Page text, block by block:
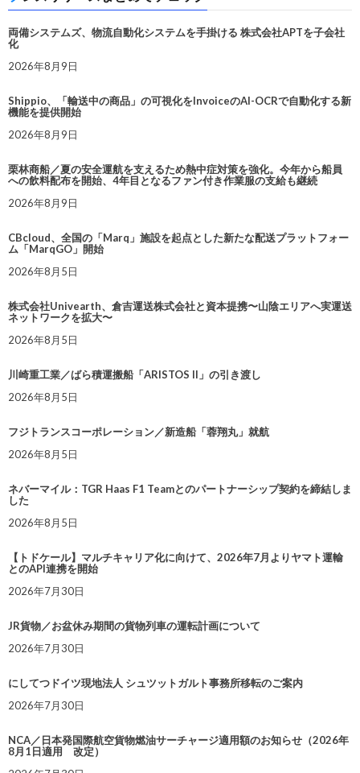
両備システムズ、物流自動化システムを手掛ける 株式会社APTを子会社
化
2026年8月9日
Shippio、「輸送中の商品」の可視化をInvoiceのAI-OCRで自動化する新
機能を提供開始
2026年8月9日
栗林商船／夏の安全運航を支えるため熱中症対策を強化。今年から船員
への飲料配布を開始、4年目となるファン付き作業服の支給も継続
2026年8月9日
CBcloud、全国の「Marq」施設を起点とした新たな配送プラットフォー
ム「MarqGO」開始
2026年8月5日
株式会社Univearth、倉吉運送株式会社と資本提携〜山陰エリアへ実運送
ネットワークを拡大〜
2026年8月5日
川崎重工業／ばら積運搬船「ARISTOS II」の引き渡し
2026年8月5日
フジトランスコーポレーション／新造船「蓉翔丸」就航
2026年8月5日
ネバーマイル：TGR Haas F1 Teamとのパートナーシップ契約を締結しま
した
2026年8月5日
【トドケール】マルチキャリア化に向けて、2026年7月よりヤマト運輸
とのAPI連携を開始
2026年7月30日
JR貨物／お盆休み期間の貨物列車の運転計画について
2026年7月30日
にしてつドイツ現地法人 シュツットガルト事務所移転のご案内
2026年7月30日
NCA／日本発国際航空貨物燃油サーチャージ適用額のお知らせ（2026年
8月1日適用 改定）